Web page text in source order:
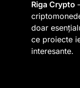
Riga Crypto
doar
ce proiecte
interesante.